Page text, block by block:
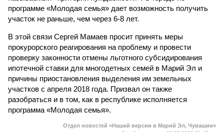
программе «Молодая семья» дает возможность получить
участок не раньше, чем через 6-8 лет.
В этой связи Сергей Мамаев просит принять меры
прокурорского реагирования на проблему и провести
проверку законности отмены льготного субсидирования
ипотечной ставки для многодетных семей в Марий Эл и
причины приостановления выделения им земельных
участков с апреля 2018 года. Призвал он также
разобраться и в том, как в республике исполняется
программа «Молодая семья».
Отдел новостей «Нашей версии в Марий Эл, Чувашии»